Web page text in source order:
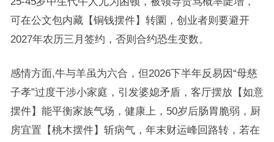
可在公文包内藏【铜钱摆件】转圜，创业者则要避开
2027年农历三月签约，否则合约恐生变数。
感情方面,牛与羊虽为六合，但2026下半年反易因“母慈
子孝”过度干涉小家庭，引发婆媳矛盾，客厅摆放【如意
摆件】能平衡家族气场，健康上，50岁后肠胃脆弱，厨
房宜置【桃木摆件】斩病气，年末财运峰回路转，若在